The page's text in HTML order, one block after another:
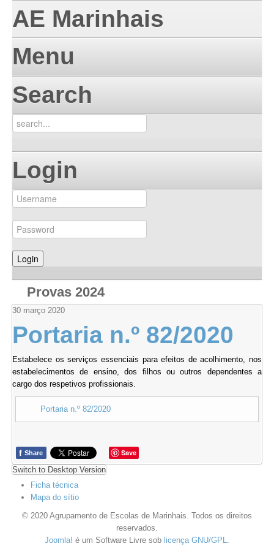
AE Marinhais
Menu
Search
Login
Provas 2024
30 março 2020
Portaria n.º 82/2020
Estabelece os serviços essenciais para efeitos de acolhimento, nos
estabelecimentos de ensino, dos filhos ou outros dependentes a
cargo dos respetivos profissionais.
Portaria n.º 82/2020
f Share
Save
Switch to Desktop Version
Ficha técnica
Mapa do sítio
© 2020 Agrupamento de Escolas de Marinhais. Todos os direitos
reservados.
Joomla! é um Software Livre sob licença GNU/GPL.